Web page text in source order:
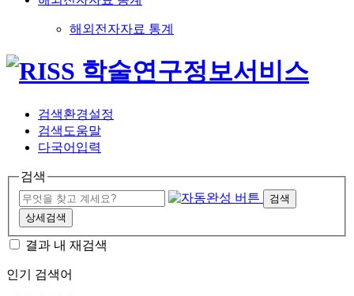
해외전자자료 통계
검색환경설정
검색도움말
다국어입력
검색
검색
상세검색
결과 내 재검색
인기 검색어